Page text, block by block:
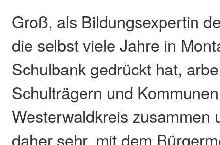
Groß, als Bildungsexpertin
die selbst viele Jahre in
Schulbank gedrückt hat,
Schulträgern und
Westerwaldkreis zusammen
daher sehr, mit dem